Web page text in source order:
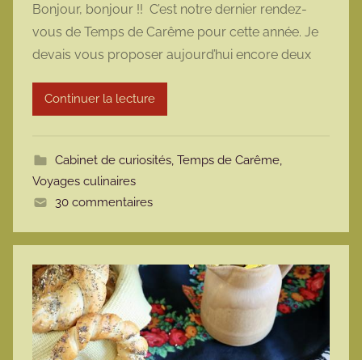
m
a
r
m
t
Bonjour, bonjour !! C’est notre dernier rendez-
vous de Temps de Carême pour cette année. Je
devais vous proposer aujourd’hui encore deux
Continuer la lecture
Cabinet de curiosités, Temps de Carême,
Voyages culinaires
30 commentaires